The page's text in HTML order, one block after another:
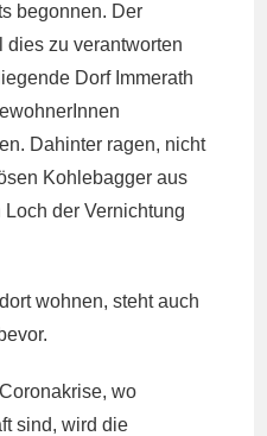
begonnen. Der
dies zu verantworten
Dorf Immerath
Dahinter ragen, nicht
Kohlebagger aus
der Vernichtung
wohnen, steht auch
wo
sind, wird die